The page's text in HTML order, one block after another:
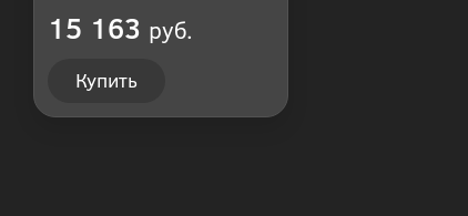
15 163 руб.
Купить